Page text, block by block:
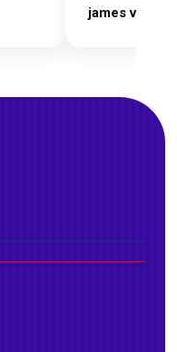
james van